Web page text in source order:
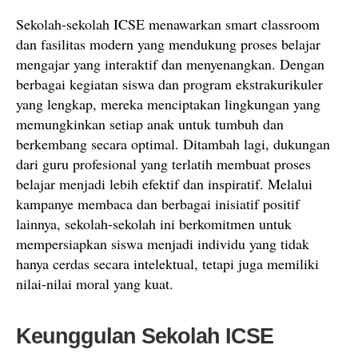
Sekolah-sekolah ICSE menawarkan smart classroom
dan fasilitas modern yang mendukung proses belajar
mengajar yang interaktif dan menyenangkan. Dengan
berbagai kegiatan siswa dan program ekstrakurikuler
yang lengkap, mereka menciptakan lingkungan yang
memungkinkan setiap anak untuk tumbuh dan
berkembang secara optimal. Ditambah lagi, dukungan
dari guru profesional yang terlatih membuat proses
belajar menjadi lebih efektif dan inspiratif. Melalui
kampanye membaca dan berbagai inisiatif positif
lainnya, sekolah-sekolah ini berkomitmen untuk
mempersiapkan siswa menjadi individu yang tidak
hanya cerdas secara intelektual, tetapi juga memiliki
nilai-nilai moral yang kuat.
Keunggulan Sekolah ICSE